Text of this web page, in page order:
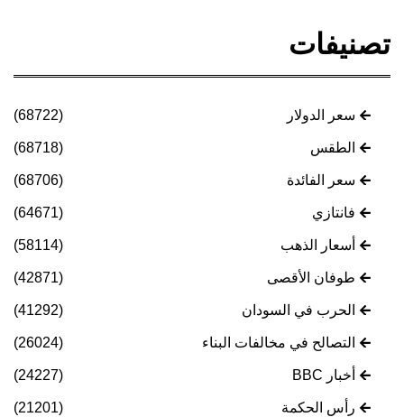
تصنيفات
سعر الدولار (68722)
الطقس (68718)
سعر الفائدة (68706)
فانتازي (64671)
أسعار الذهب (58114)
طوفان الأقصى (42871)
الحرب في السودان (41292)
التصالح في مخالفات البناء (26024)
أخبار BBC (24227)
رأس الحكمة (21201)